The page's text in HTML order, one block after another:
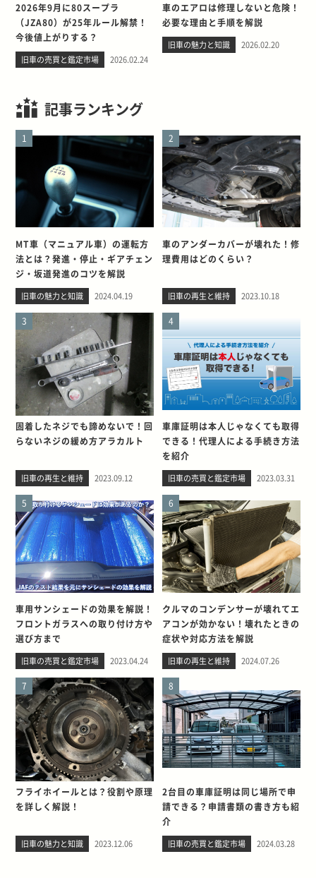
2026年9月に80スープラ
（JZA80）が25年ルール解禁！
今後値上がりする？
旧車の売買と鑑定市場 2026.02.24
車のエアロは修理しないと危険！
必要な理由と手順を解説
旧車の魅力と知識 2026.02.20
記事ランキング
1
MT車（マニュアル車）の運転方
法とは？発進・停止・ギアチェン
ジ・坂道発進のコツを解説
旧車の魅力と知識 2024.04.19
2
車のアンダーカバーが壊れた！修
理費用はどのくらい？
旧車の再生と維持 2023.10.18
3
固着したネジでも諦めないで！回
らないネジの緩め方アラカルト
旧車の再生と維持 2023.09.12
4
車庫証明は本人じゃなくても取得
できる！代理人による手続き方法
を紹介
旧車の売買と鑑定市場 2023.03.31
5
車用サンシェードの効果を解説！
フロントガラスへの取り付け方や
選び方まで
旧車の売買と鑑定市場 2023.04.24
6
クルマのコンデンサーが壊れてエ
アコンが効かない！壊れたときの
症状や対応方法を解説
旧車の再生と維持 2024.07.26
7
フライホイールとは？役割や原理
を詳しく解説！
旧車の魅力と知識 2023.12.06
8
2台目の車庫証明は同じ場所で申
請できる？申請書類の書き方も紹
介
旧車の売買と鑑定市場 2024.03.28